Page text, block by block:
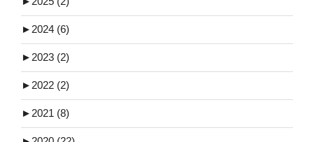
► 2024 (6)
► 2023 (2)
► 2022 (2)
► 2021 (8)